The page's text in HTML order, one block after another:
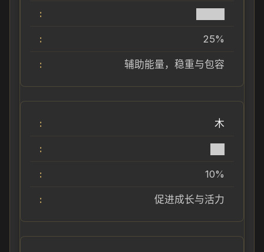
25%
辅助能量，稳重与包容
木
10%
促进成长与活力